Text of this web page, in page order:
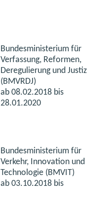
Bundesministerium für
Verfassung, Reformen,
Deregulierung und Justiz
(BMVRDJ)
ab 08.02.2018 bis
28.01.2020
Bundesministerium für
Verkehr, Innovation und
Technologie (BMVIT)
ab 03.10.2018 bis